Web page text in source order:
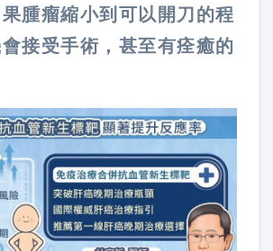
腫瘤縮小到可以開刀的程
接受手術，甚至有痊癒的